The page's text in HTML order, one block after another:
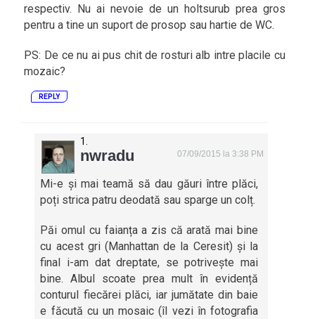
respectiv. Nu ai nevoie de un holtsurub prea gros
pentru a tine un suport de prosop sau hartie de WC.
PS: De ce nu ai pus chit de rosturi alb intre placile cu
mozaic?
REPLY
nwradu 07/09/2015 la 3:38 PM
Mi-e și mai teamă să dau găuri între plăci,
poți strica patru deodată sau sparge un colț.
Păi omul cu faianța a zis că arată mai bine
cu acest gri (Manhattan de la Ceresit) și la
final i-am dat dreptate, se potrivește mai
bine. Albul scoate prea mult în evidență
conturul fiecărei plăci, iar jumătate din baie
e făcută cu un mosaic (îl vezi în fotografia